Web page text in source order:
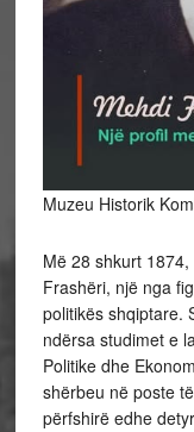
Muzeu Historik
Më 28 shkurt
Frashëri, një nga
politikës shqiptare.
ndërsa studimet e
Politike dhe
shërbeu në poste
përfshirë edhe